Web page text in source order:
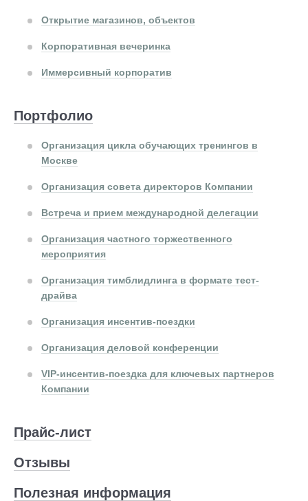
Открытие магазинов, объектов
Корпоративная вечеринка
Иммерсивный корпоратив
Портфолио
Организация цикла обучающих тренингов в
Москве
Организация совета директоров Компании
Встреча и прием международной делегации
Организация частного торжественного
мероприятия
Организация тимблидлинга в формате тест-
драйва
Организация инсентив-поездки
Организация деловой конференции
VIP-инсентив-поездка для ключевых партнеров
Компании
Прайс-лист
Отзывы
Полезная информация